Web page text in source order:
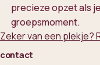
precieze opzet als
groepsmoment.
Zeker van een plekje?
contact